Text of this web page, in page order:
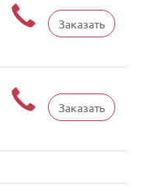
Заказать
Заказать